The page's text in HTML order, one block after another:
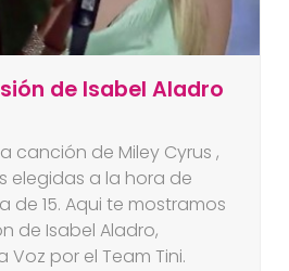
de Isabel Aladro
canción de Miley Cyrus ,
elegidas a la hora de
de 15. Aqui te mostramos
de Isabel Aladro,
por el Team Tini.